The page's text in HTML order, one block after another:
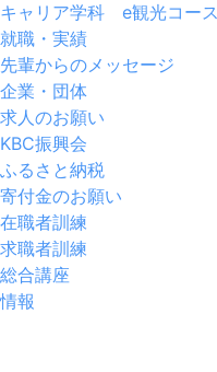
キャリア学科 e観光コース
就職・実績
先輩からのメッセージ
企業・団体
求人のお願い
KBC振興会
ふるさと納税
寄付金のお願い
在職者訓練
求職者訓練
総合講座
情報